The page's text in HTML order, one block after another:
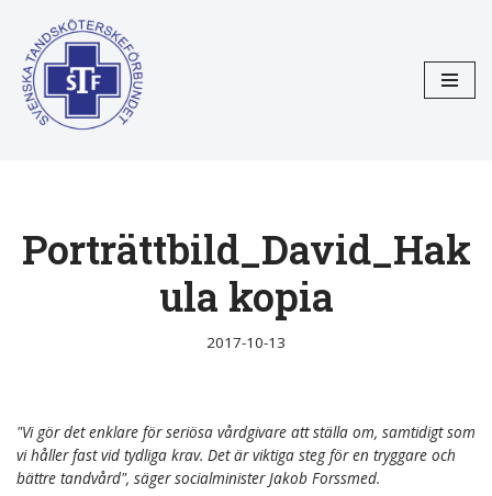
Hoppa
till
innehåll
Porträttbild_David_Hak
ula kopia
2017-10-13
"Vi gör det enklare för seriösa vårdgivare att ställa om, samtidigt som
vi håller fast vid tydliga krav. Det är viktiga steg för en tryggare och
bättre tandvård", säger socialminister Jakob Forssmed.